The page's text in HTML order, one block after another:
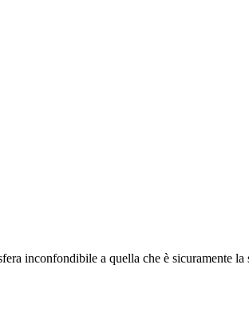
inconfondibile a quella che è sicuramente